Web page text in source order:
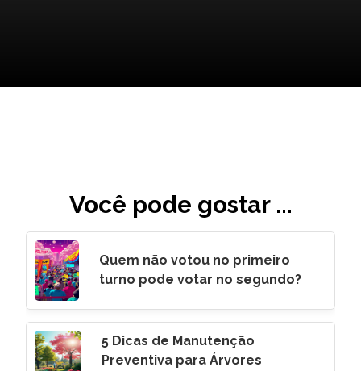
Você pode gostar ...
Quem não votou no primeiro
turno pode votar no segundo?
5 Dicas de Manutenção
Preventiva para Árvores